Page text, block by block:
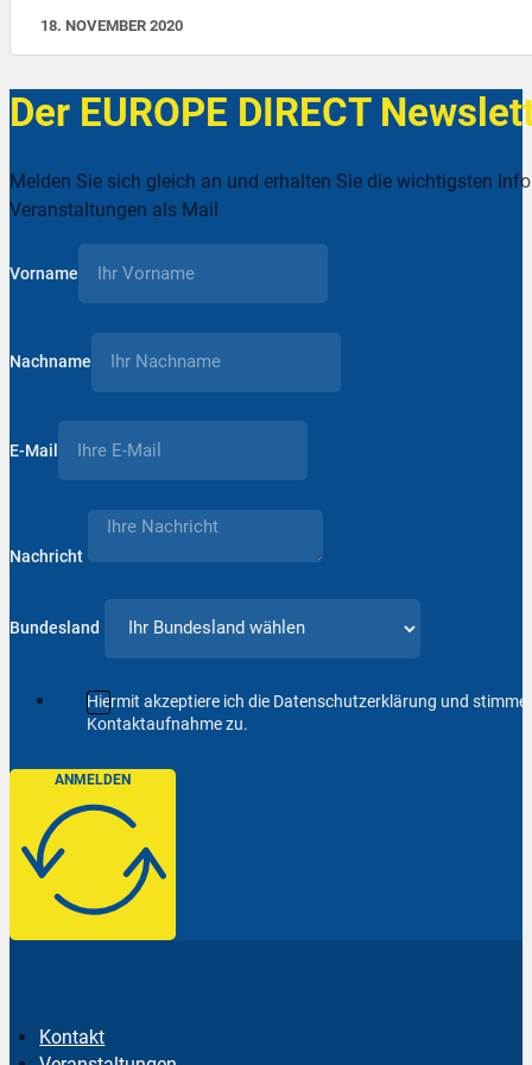
18. NOVEMBER 2020
Der EUROPE DIRECT
Melden Sie sich gleich an und erhalten Sie die wichtigsten
Veranstaltungen als Mail
Vorname
Nachname
E-Mail
Nachricht
Bundesland
Hiermit akzeptiere ich die Datenschutzerklärung und
Kontaktaufnahme zu.
ANMELDEN
Kontakt